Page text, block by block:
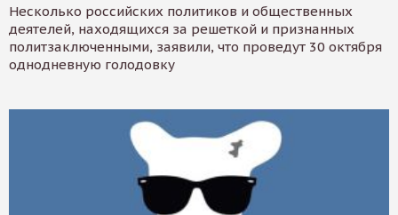
Несколько российских политиков и общественных
деятелей, находящихся за решеткой и признанных
политзаключенными, заявили, что проведут 30 октября
однодневную голодовку